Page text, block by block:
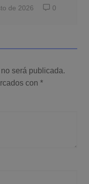
de 2026 0
será publicada.
con *